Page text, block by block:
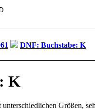
DNF: Buchstabe: K
K
Größen,